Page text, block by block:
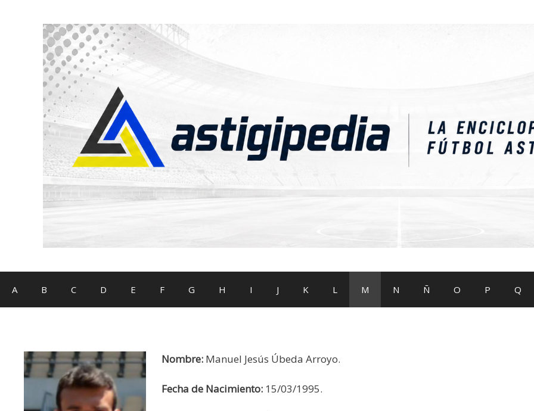
A B C D E F G H I J K L M N Ñ O P Q
Nombre: Manuel Jesús Úbeda Arroyo.
Fecha de Nacimiento:15/03/1995.